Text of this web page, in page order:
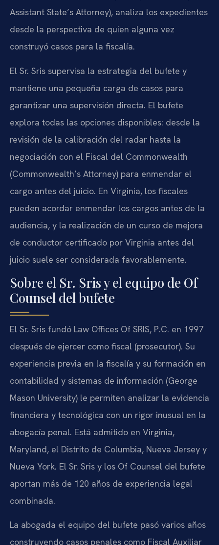
Assistant State’s Attorney), analiza los expedientes
desde la perspectiva de quien alguna vez
construyó casos para la fiscalía.
El Sr. Sris supervisa la estrategia del bufete y
mantiene una pequeña carga de casos para
garantizar una supervisión directa. El bufete
explora todas las opciones disponibles: desde la
revisión de la calibración del radar hasta la
negociación con el Fiscal del Commonwealth
(Commonwealth’s Attorney) para enmendar el
cargo antes del juicio. En Virginia, los fiscales
pueden acordar enmendar los cargos antes de la
audiencia, y la realización de un curso de mejora
de conductor certificado por Virginia antes del
juicio suele ser considerada favorablemente.
Sobre el Sr. Sris y el equipo de Of
Counsel del bufete
El Sr. Sris fundó Law Offices Of SRIS, P.C. en 1997
después de ejercer como fiscal (prosecutor). Su
experiencia previa en la fiscalía y su formación en
contabilidad y sistemas de información (George
Mason University) le permiten analizar la evidencia
financiera y tecnológica con un rigor inusual en la
abogacía penal. Está admitido en Virginia,
Maryland, el Distrito de Columbia, Nueva Jersey y
Nueva York. El Sr. Sris y los Of Counsel del bufete
aportan más de 120 años de experiencia legal
combinada.
La abogada el equipo del bufete pasó varios años
construyendo casos penales como Fiscal Auxiliar